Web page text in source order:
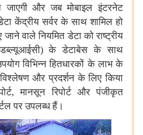
जाएगी और जब मोबाइल इंटरनेट
केंद्रीय सर्वर के साथ शामिल हो
जाने वाले नियमित डेटा को राष्ट्रीय
)के डेटाबेस के साथ
विभिन्न हितधारकों के लाभ के
विश्लेषण और प्रदर्शन के लिए किया
,मानसून रिपोर्ट और
पंजीकृत
पर उपलब्ध हैं।